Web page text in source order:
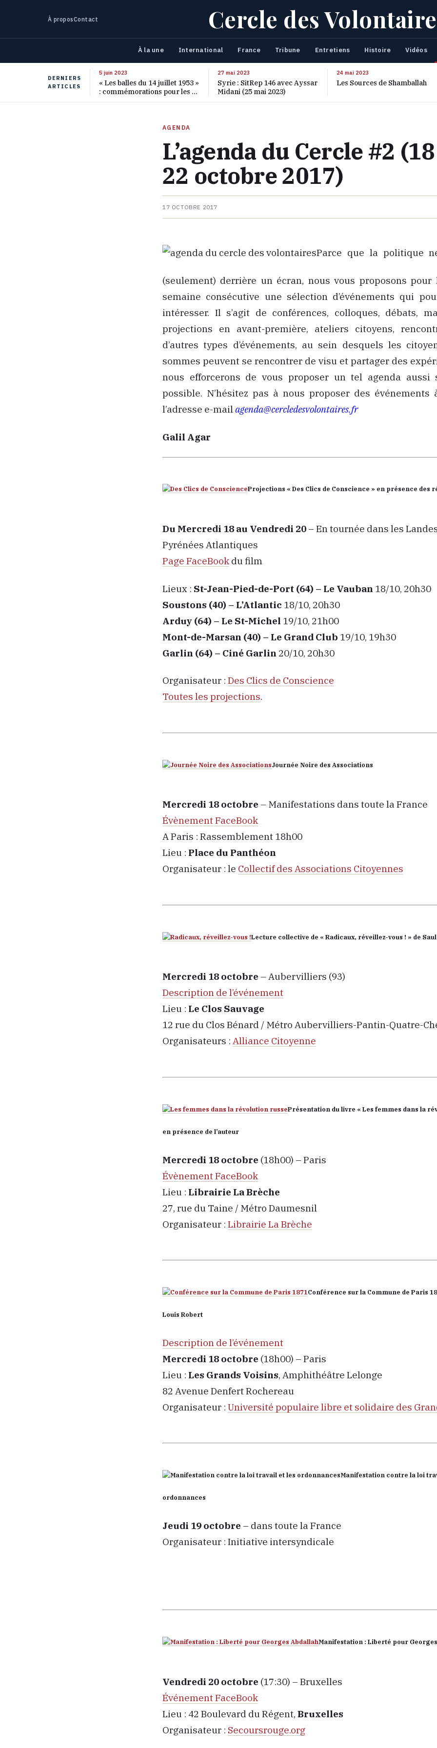
À proposContact Cercle des
À la une International France Tribune Entretiens Histoire Vidéos
DERNIERS
ARTICLES
5 juin 2023
« Les balles du 14 juillet 1953 »
: commémorations pour les 70
ans de ce massacre oublié
27 mai 2023
Syrie : SitRep 146 avec Ayssar
Midani (25 mai 2023)
24 mai 2023
Les Sources de Shamballah
AGENDA
L’agenda du Cercle #2
22 octobre 2017)
17 OCTOBRE 2017
Parce que la politique
(seulement) derrière un écran, nous vous proposons pour
semaine consécutive une sélection d’événements qui
intéresser. Il s’agit de conférences, colloques, débats,
projections en avant-première, ateliers citoyens,
d’autres types d’événements, au sein desquels les
sommes peuvent se rencontrer de visu et partager des
nous efforcerons de vous proposer un tel agenda aussi
possible. N’hésitez pas à nous proposer des événements
l’adresse e-mailagenda@cercledesvolontaires.fr
Galil Agar
Projections « Des Clics de Conscience » en présence des
Du Mercredi 18 au Vendredi 20 – En tournée dans les
Pyrénées Atlantiques
Page FaceBook du film
Lieux : St-Jean-Pied-de-Port (64) – Le Vauban 18/10, 20h30
Soustons (40) – L’Atlantic 18/10, 20h30
Arduy (64) – Le St-Michel 19/10, 21h00
Mont-de-Marsan (40) – Le Grand Club 19/10, 19h30
Garlin (64) – Ciné Garlin 20/10, 20h30
Organisateur : Des Clics de Conscience
Toutes les projections.
Journée Noire des Associations
Mercredi 18 octobre – Manifestations dans toute la France
Évènement FaceBook
A Paris : Rassemblement 18h00
Lieu : Place du Panthéon
Organisateur : le Collectif des Associations Citoyennes
Lecture collective de « Radicaux, réveillez-vous ! » de
Mercredi 18 octobre – Aubervilliers (93)
Description de l’événement
Lieu : Le Clos Sauvage
12 rue du Clos Bénard / Métro Aubervilliers-Pantin-Quatre-
Organisateurs : Alliance Citoyenne
Présentation du livre « Les femmes dans la
en présence de l’auteur
Mercredi 18 octobre (18h00) – Paris
Évènement FaceBook
Lieu : Librairie La Brèche
27, rue du Taine / Métro Daumesnil
Organisateur : Librairie La Brèche
Conférence sur la Commune de Paris
Louis Robert
Description de l’événement
Mercredi 18 octobre (18h00) – Paris
Lieu : Les Grands Voisins, Amphithéâtre Lelonge
82 Avenue Denfert Rochereau
Organisateur : Université populaire libre et solidaire des
Manifestation contre la loi
ordonnances
Jeudi 19 octobre – dans toute la France
Organisateur : Initiative intersyndicale
Manifestation : Liberté pour
Vendredi 20 octobre (17:30) – Bruxelles
Événement FaceBook
Lieu : 42 Boulevard du Régent, Bruxelles
Organisateur : Secoursrouge.org